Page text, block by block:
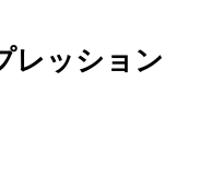
レッション